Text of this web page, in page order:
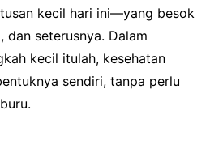
kecil hari ini—yang besok
dan seterusnya. Dalam
kecil itulah, kesehatan
sendiri, tanpa perlu